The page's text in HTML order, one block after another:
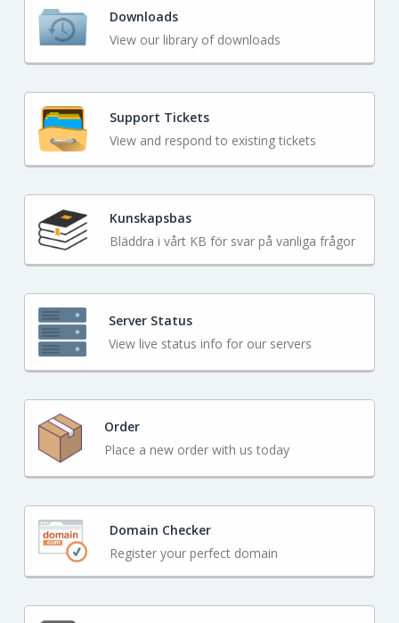
Downloads
View our library of downloads
Support Tickets
View and respond to existing tickets
Kunskapsbas
Bläddra i vårt KB för svar på vanliga frågor
Server Status
View live status info for our servers
Order
Place a new order with us today
Domain Checker
Register your perfect domain